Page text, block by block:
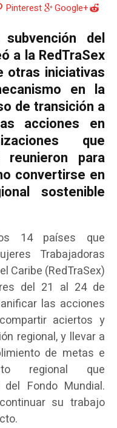
Pinterest
Google+
del
a la RedTraSex
otras iniciativas
en la
de transición a
acciones en
que
para
convertirse en
sostenible
14 países que
Trabajadoras
Caribe (RedTraSex)
del 21 al 24 de
las acciones
aciertos y
regional, y llevar a
de metas e
regional que
Fondo Mundial.
su trabajo